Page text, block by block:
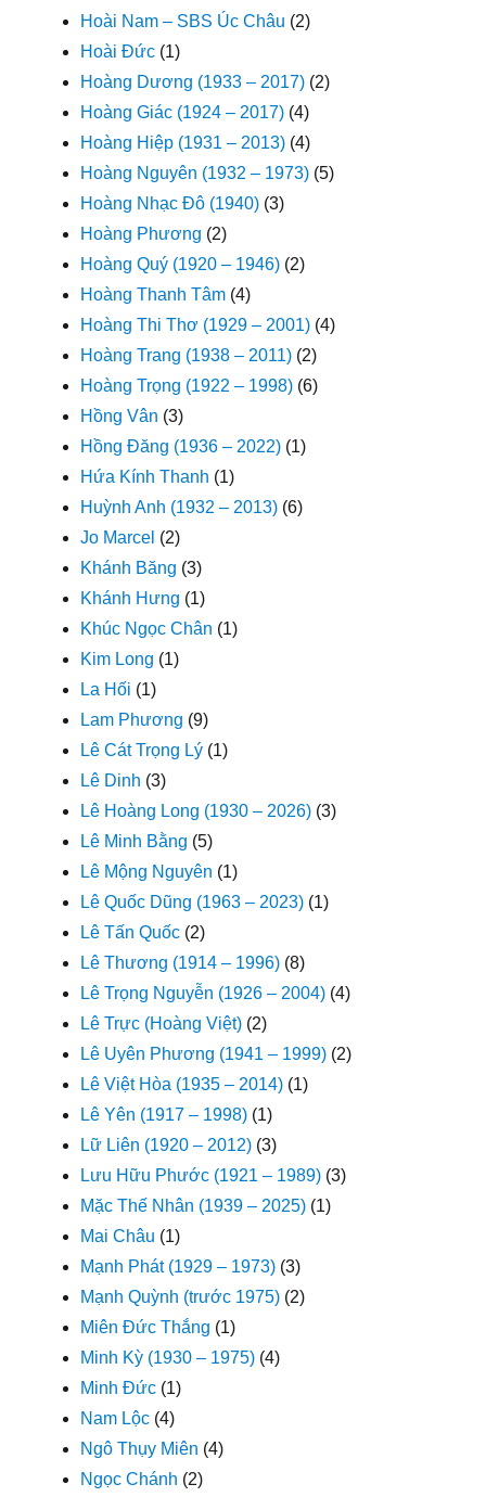
Hoài Nam – SBS Úc Châu (2)
Hoài Đức (1)
Hoàng Dương (1933 – 2017) (2)
Hoàng Giác (1924 – 2017) (4)
Hoàng Hiệp (1931 – 2013) (4)
Hoàng Nguyên (1932 – 1973) (5)
Hoàng Nhạc Đô (1940) (3)
Hoàng Phương (2)
Hoàng Quý (1920 – 1946) (2)
Hoàng Thanh Tâm (4)
Hoàng Thi Thơ (1929 – 2001) (4)
Hoàng Trang (1938 – 2011) (2)
Hoàng Trọng (1922 – 1998) (6)
Hồng Vân (3)
Hồng Đăng (1936 – 2022) (1)
Hứa Kính Thanh (1)
Huỳnh Anh (1932 – 2013) (6)
Jo Marcel (2)
Khánh Băng (3)
Khánh Hưng (1)
Khúc Ngọc Chân (1)
Kim Long (1)
La Hối (1)
Lam Phương (9)
Lê Cát Trọng Lý (1)
Lê Dinh (3)
Lê Hoàng Long (1930 – 2026) (3)
Lê Minh Bằng (5)
Lê Mộng Nguyên (1)
Lê Quốc Dũng (1963 – 2023) (1)
Lê Tấn Quốc (2)
Lê Thương (1914 – 1996) (8)
Lê Trọng Nguyễn (1926 – 2004) (4)
Lê Trực (Hoàng Việt) (2)
Lê Uyên Phương (1941 – 1999) (2)
Lê Việt Hòa (1935 – 2014) (1)
Lê Yên (1917 – 1998) (1)
Lữ Liên (1920 – 2012) (3)
Lưu Hữu Phước (1921 – 1989) (3)
Mặc Thế Nhân (1939 – 2025) (1)
Mai Châu (1)
Mạnh Phát (1929 – 1973) (3)
Mạnh Quỳnh (trước 1975) (2)
Miên Đức Thắng (1)
Minh Kỳ (1930 – 1975) (4)
Minh Đức (1)
Nam Lộc (4)
Ngô Thụy Miên (4)
Ngọc Chánh (2)